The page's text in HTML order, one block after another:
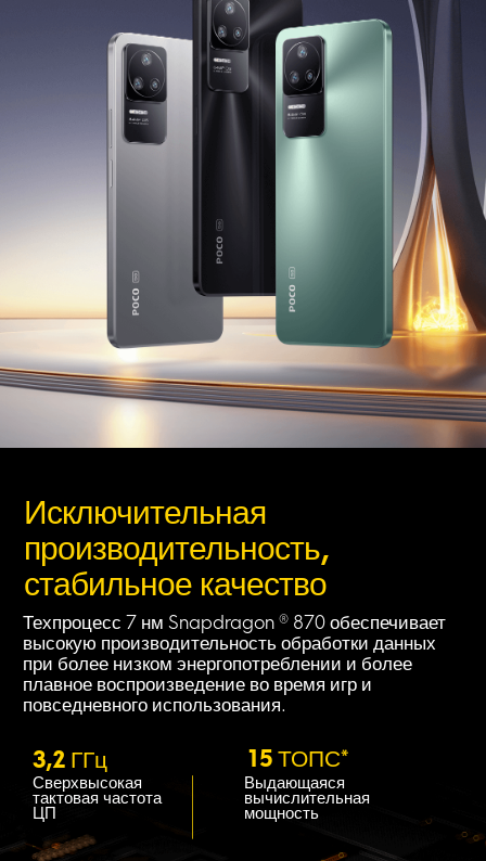
Исключительная
производительность,
стабильное качество
Техпроцесс 7 нм Snapdragon ® 870 обеспечивает
высокую производительность обработки данных
при более низком энергопотреблении и более
плавное воспроизведение во время игр и
повседневного использования.
3,2 ГГц 15 ТОПС*
Сверхвысокая
тактовая частота
ЦП
Выдающаяся
вычислительная
мощность